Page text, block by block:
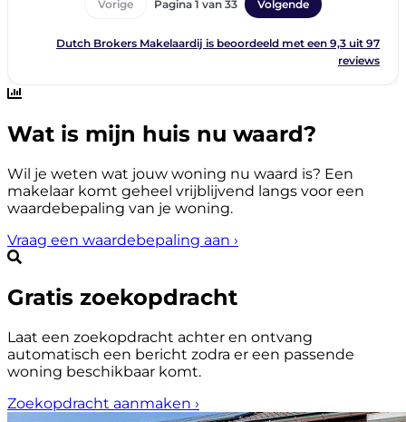
Wat is mijn huis nu waard?
Wil je weten wat jouw woning nu waard is? Een
makelaar komt geheel vrijblijvend langs voor een
waardebepaling van je woning.
Vraag een waardebepaling aan ›
Gratis zoekopdracht
Laat een zoekopdracht achter en ontvang
automatisch een bericht zodra er een passende
woning beschikbaar komt.
Zoekopdracht aanmaken ›